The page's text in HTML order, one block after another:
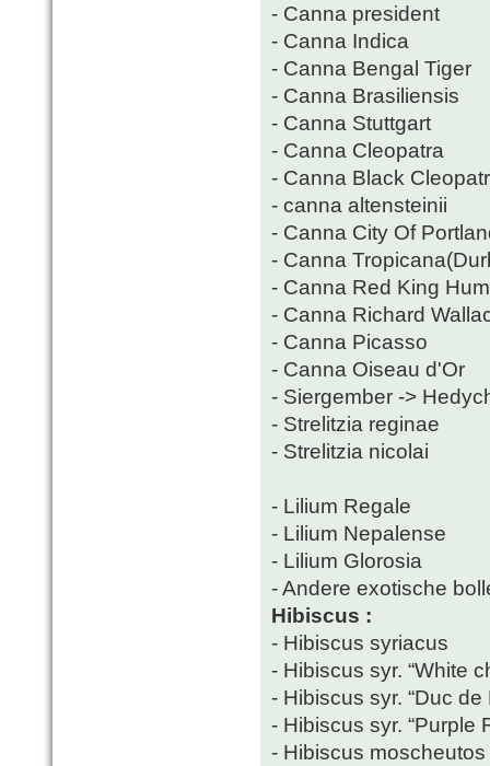
- Canna president
- Canna Indica
- Canna Bengal Tiger
- Canna Brasiliensis
- Canna Stuttgart
- Canna Cleopatra
- Canna Black
- canna altensteinii
- Canna City Of
- Canna
- Canna Red King
- Canna Richard
- Canna Picasso
- Canna Oiseau d'Or
- Siergember ->
- Strelitzia reginae
- Strelitzia nicolai
- Lilium Regale
- Lilium Nepalense
- Lilium Glorosia
- Andere exotische
Hibiscus :
- Hibiscus syriacus
- Hibiscus syr. “White
- Hibiscus syr. “Duc de
- Hibiscus syr. “Purple
- Hibiscus